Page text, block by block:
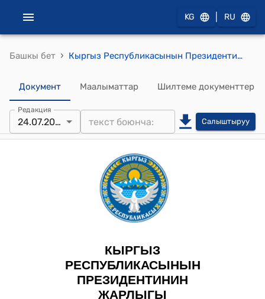
KG RU
Башкы бет › Кыргыз Республикасынын Президентинин 2023-жылдын 24-июлундагы ПЖ № 179 "Кыргыз Республикасынын жергиликтүү сотунун судьясынын ыйгарым укуктарын мөөнөтүнөн мурда токтотуу жөнүндө" Жарлыгы
Документ Маалыматтар Шилтеме документтер
Редакция
24.07.2023 Салыштыруу